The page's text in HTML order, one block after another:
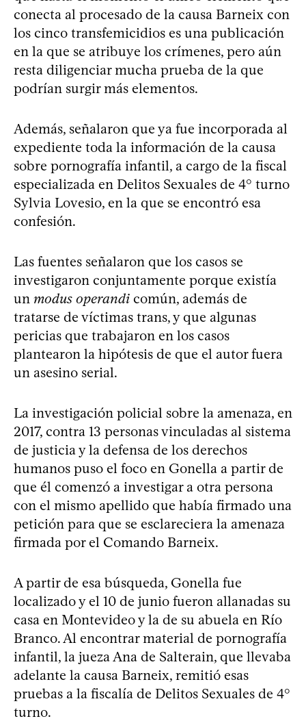
conecta al procesado de la causa Barneix con
los cinco transfemicidios es una publicación
en la que se atribuye los crímenes, pero aún
resta diligenciar mucha prueba de la que
podrían surgir más elementos.
Además, señalaron que ya fue incorporada al
expediente toda la información de la causa
sobre pornografía infantil, a cargo de la fiscal
especializada en Delitos Sexuales de 4° turno
Sylvia Lovesio, en la que se encontró esa
confesión.
Las fuentes señalaron que los casos se
investigaron conjuntamente porque existía
un modus operandi común, además de
tratarse de víctimas trans, y que algunas
pericias que trabajaron en los casos
plantearon la hipótesis de que el autor fuera
un asesino serial.
La investigación policial sobre la amenaza, en
2017, contra 13 personas vinculadas al sistema
de justicia y la defensa de los derechos
humanos puso el foco en Gonella a partir de
que él comenzó a investigar a otra persona
con el mismo apellido que había firmado una
petición para que se esclareciera la amenaza
firmada por el Comando Barneix.
A partir de esa búsqueda, Gonella fue
localizado y el 10 de junio fueron allanadas su
casa en Montevideo y la de su abuela en Río
Branco. Al encontrar material de pornografía
infantil, la jueza Ana de Salterain, que llevaba
adelante la causa Barneix, remitió esas
pruebas a la fiscalía de Delitos Sexuales de 4°
turno.